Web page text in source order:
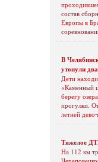
состав
Европы в
В
утонули
Дети
«Каменный
берегу
прогулки.
летней
Тяжелое
На 112 км